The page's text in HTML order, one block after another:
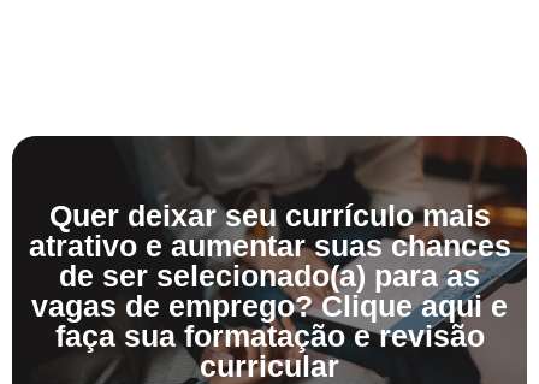
Quer deixar seu currículo mais
atrativo e aumentar suas chances
de ser selecionado(a) para as
vagas de emprego? Clique aqui e
faça sua formatação e revisão
curricular